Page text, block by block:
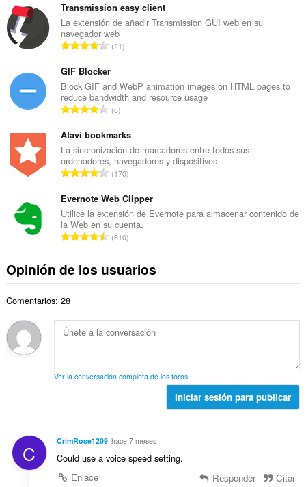
m
e
r
o
o
t
a
d
e
v
a
o
r
a
c
o
n
:
Transmission easy client
La extensión de añadir Transmission GUI web en su
navegador web
N
m
e
r
o
o
t
a
d
e
v
a
o
r
i
o
s
21
GIF Blocker
Block GIF and WebP animation images on HTML pages to
reduce bandwidth and resource usage
N
m
e
r
o
o
t
a
e
v
o
c
i
s
6
Atavi bookmarks
La sincronización de marcadores entre todos sus
ordenadores, navegadores y dispositivos
N
m
e
r
o
o
t
d
e
l
i
o
170
Evernote Web Clipper
Utilice la extensión de Evernote para almacenar contenido de
la Web en su cuenta.
N
m
e
t
o
l
l
o
610
Opinión de los usuarios
Comentarios: 28
Ver la conversación completa de los foros
Iniciar sesión para publicar
C CrimRose1209 hace 7 meses
Could use a voice speed setting.
Enlace
Responder Citar